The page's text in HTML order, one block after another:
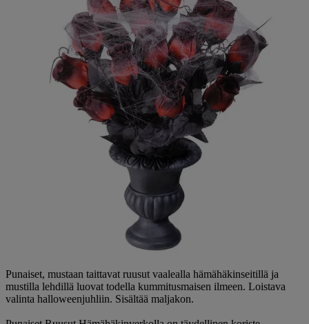
Punaiset, mustaan taittavat ruusut vaalealla hämähäkinseitillä ja
mustilla lehdillä luovat todella kummitusmaisen ilmeen. Loistava
valinta halloweenjuhliin. Sisältää maljakon.